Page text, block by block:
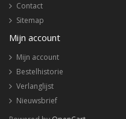
Contact
Sitemap
Mijn account
Mijn account
Bestelhistorie
Verlanglijst
Nieuwsbrief